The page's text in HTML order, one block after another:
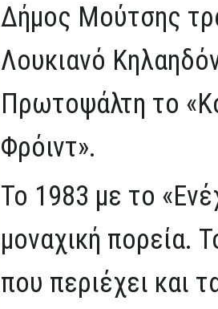
Δήμος Μούτσης
Λουκιανό
Πρωτοψάλτη το
Φρόιντ».
Το 1983 με το
μοναχική πορεία.
που περιέχει και